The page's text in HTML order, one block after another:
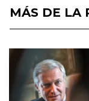
MÁS DE LA